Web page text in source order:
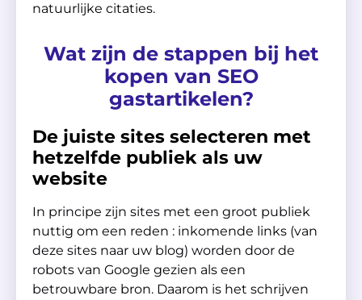
natuurlijke citaties.
Wat zijn de stappen bij het
kopen van SEO
gastartikelen?
De juiste sites selecteren met
hetzelfde publiek als uw
website
In principe zijn sites met een groot publiek
nuttig om een reden : inkomende links (van
deze sites naar uw blog) worden door de
robots van Google gezien als een
betrouwbare bron. Daarom is het schrijven